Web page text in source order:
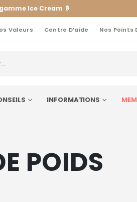
Ice Cream 🍦
Valeurs Centre D’aide Nos Points
INFORMATIONS
POIDS